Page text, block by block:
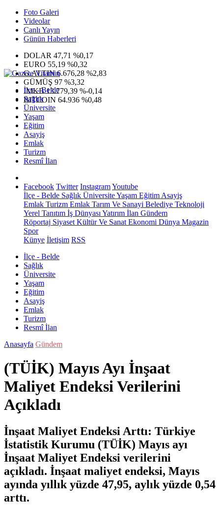
Foto Galeri
Videolar
Canlı Yayın
Günün Haberleri
DOLAR 47,71 %0,17
EURO 55,19 %0,32
G.ALTIN6.676,28 %2,83
GÜMÜŞ 97 %3,32
IMKB13.779,39 %-0,14
BITCOIN 64.936 %0,48
İlçe - Belde
Sağlık
Üniversite
Yaşam
Eğitim
Asayiş
Emlak
Turizm
Resmî İlan
Facebook Twitter InstagramYoutube
İlçe - Belde Sağlık ÜniversiteYaşam Eğitim Asayiş
Emlak Turizm Emlak Tarım Ve Sanayi Belediye Teknoloji
Yerel Tanıtım İş Dünyası Yatırım İlan Gündem
Röportaj Siyaset Kültür Ve Sanat Ekonomi Dünya Magazin
Spor
Künye İletişim RSS
İlçe - Belde
Sağlık
Üniversite
Yaşam
Eğitim
Asayiş
Emlak
Turizm
Resmî İlan
Anasayfa Gündem
(TÜİK) Mayıs Ayı İnşaat
Maliyet Endeksi Verilerini
Açıkladı
İnşaat Maliyet Endeksi Arttı: Türkiye
İstatistik Kurumu (TÜİK) Mayıs ayı
İnşaat Maliyet Endeksi verilerini
açıkladı. İnşaat maliyet endeksi, Mayıs
ayında yıllık yüzde 47,95, aylık yüzde 0,54
arttı.